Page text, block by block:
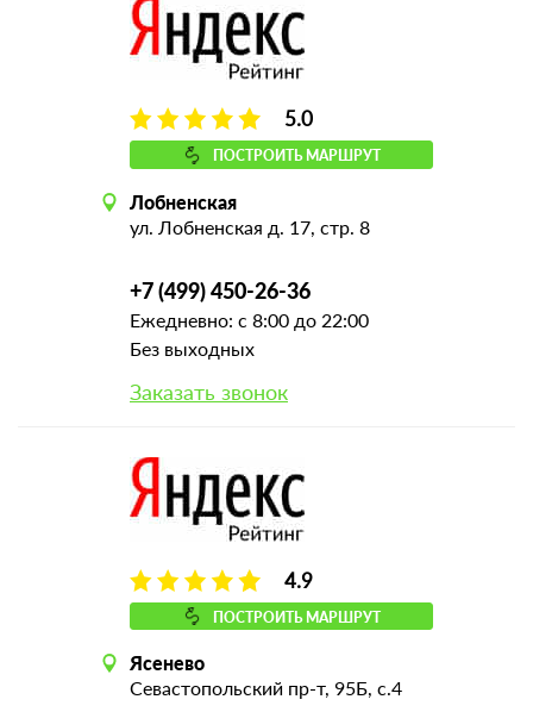
5.0
ПОСТРОИТЬ МАРШРУТ
Лобненская
ул. Лобненская д. 17, стр. 8
+7 (499) 450-26-36
Ежедневно: с 8:00 до 22:00
Без выходных
Заказать звонок
4.9
ПОСТРОИТЬ МАРШРУТ
Ясенево
Севастопольский пр-т, 95Б, с.4